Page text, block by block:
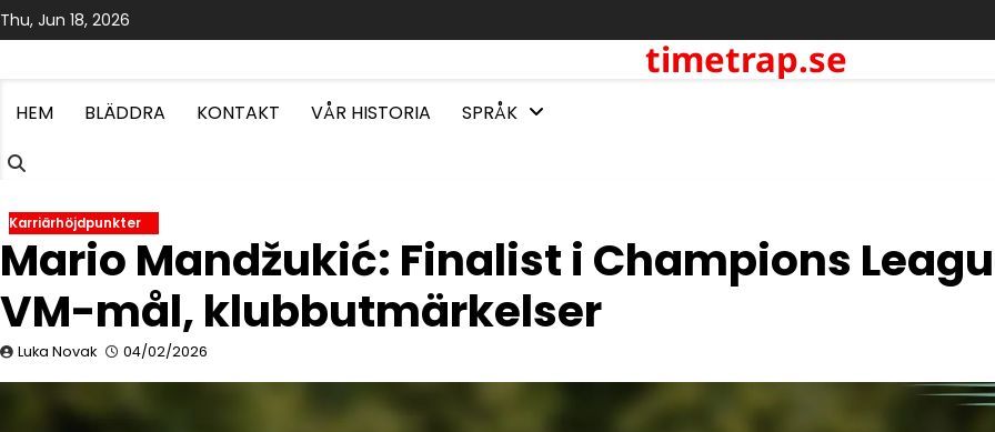
Skip
to
Thu, Jun 18, 2026
timetrap.se
HEM BLÄDDRA KONTAKT VÅR HISTORIA SPRÅK
Karriärhöjdpunkter
Mario Mandžukić: Finalist i Champions
VM-mål, klubbutmärkelser
Luka Novak 04/02/2026